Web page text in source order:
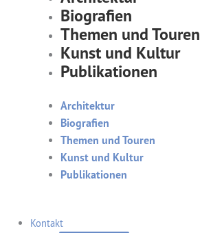
Biografien
Themen und Touren
Kunst und Kultur
Publikationen
Architektur
Biografien
Themen und Touren
Kunst und Kultur
Publikationen
Kontakt